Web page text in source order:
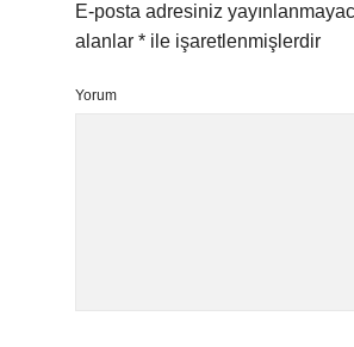
E-posta adresiniz
alanlar * ile işaretlenmişlerdir
Yorum